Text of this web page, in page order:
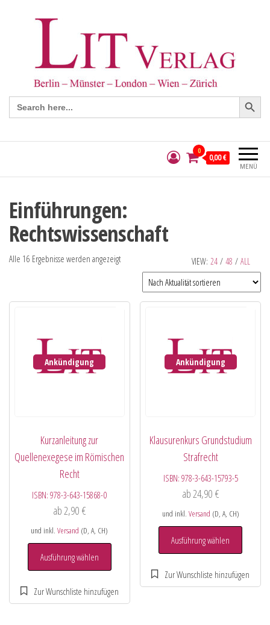
Search
for:
Search Button
MENÜ
0
0,00 €
Einführungen:
Rechtswissenschaft
VIEW: 24 / 48 / ALL
Alle 16 Ergebnisse werden angezeigt
Ankündigung
Kurzanleitung zur
Quellenexegese im Römischen
Recht
ISBN:978-3-643-15868-0
ab 2,90 €
und inkl.Versand (D, A, CH)
Ausführung wählen
Ankündigung
Klausurenkurs Grundstudium
Strafrecht
ISBN: 978-3-643-15793-5
ab 24,90 €
und inkl. Versand (D, A, CH)
Ausführung wählen